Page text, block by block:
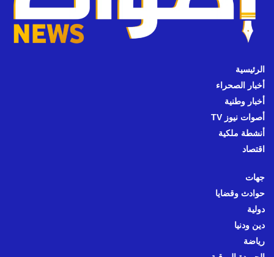
الرئيسية
أخبار الصحراء
أخبار وطنية
أصوات نيوز TV
أنشطة ملكية
اقتصاد
جهات
حوادث وقضايا
دولية
دين ودنيا
رياضة